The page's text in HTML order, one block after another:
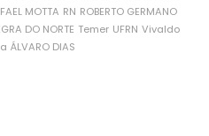
MOTTA RN ROBERTO GERMANO
DO NORTE Temer UFRN Vivaldo
ÁLVARO DIAS